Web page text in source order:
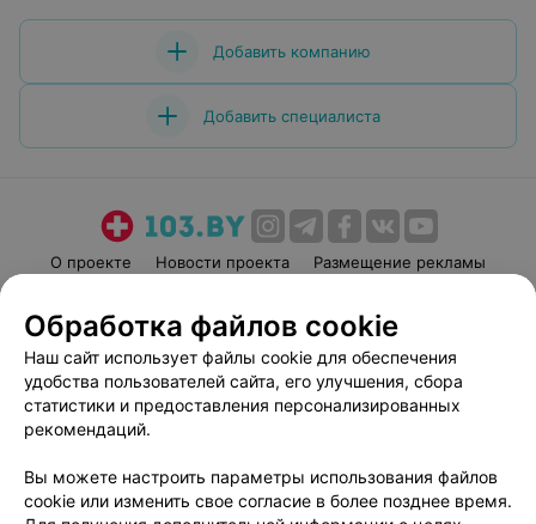
Добавить компанию
Добавить специалиста
О проекте Новости проекта
Размещение рекламы
Пользовательское соглашение
Способы оплаты
Вакансии
Партнеры
Написать руководителю 103.by
Обработка персональных данных
Обработка файлов cookie
Наш сайт использует файлы cookie для обеспечения
удобства пользователей сайта, его улучшения, сбора
статистики и предоставления персонализированных
рекомендаций.
Вы можете настроить параметры использования файлов
cookie или изменить свое согласие в более позднее время.